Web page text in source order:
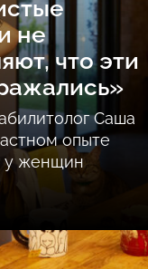
не
что эти
Саша
опыте
у женщин